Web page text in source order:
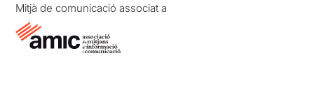
Mitjà de comunicació associat a